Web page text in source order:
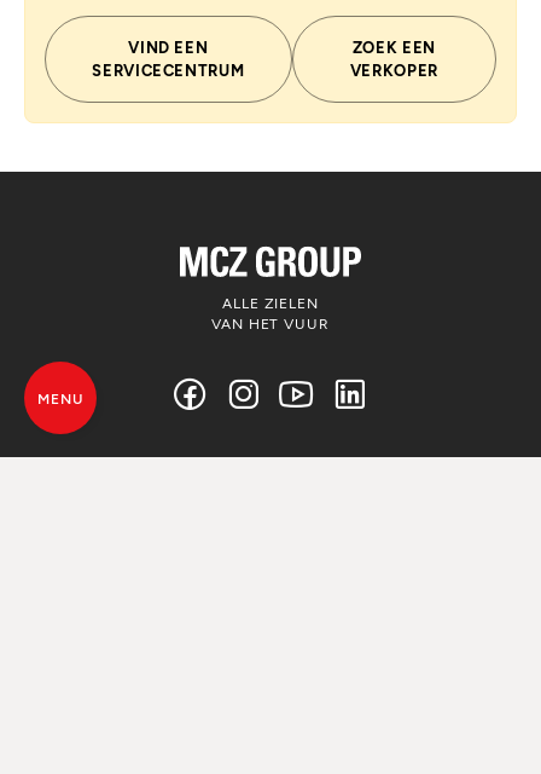
VIND EEN
SERVICECENTRUM
ZOEK EEN
VERKOPER
ALLE ZIELEN
VAN HET VUUR
MENU